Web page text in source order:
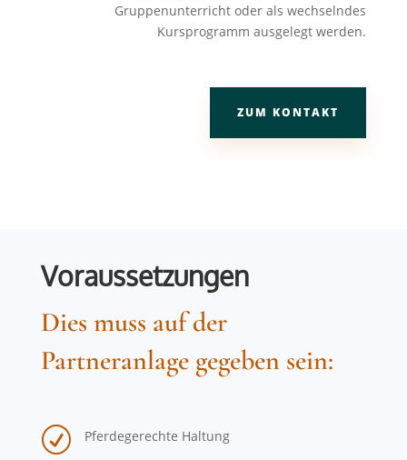
Gruppenunterricht oder als wechselndes
Kursprogramm ausgelegt werden.
ZUM KONTAKT
Voraussetzungen
Dies muss auf der
Partneranlage gegeben sein:
R Pferdegerechte Haltung